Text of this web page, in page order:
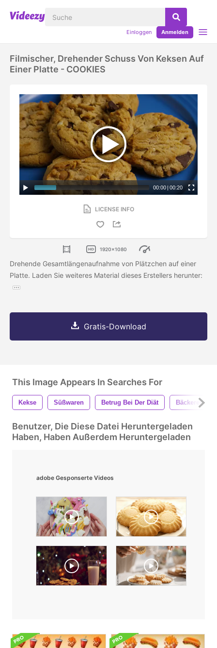
Einloggen Anmelden
Filmischer, Drehender Schuss Von Keksen Auf
Einer Platte - COOKIES
00:00 | 00:20
LICENSE INFO
1920x1080
Drehende Gesamtlängenaufnahme von Plätzchen auf einer
Platte. Laden Sie weiteres Material dieses Erstellers herunter:
Gratis-Download
This Image Appears In Searches For
Kekse Süßwaren Betrug Bei Der Diät Bäckerei
Benutzer, Die Diese Datei Heruntergeladen
Haben, Haben Außerdem Heruntergeladen
adobe Gesponserte Videos